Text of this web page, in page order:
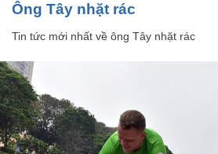
ông Tây nhặt rác
Tin tức mới nhất về ông Tây nhặt rác